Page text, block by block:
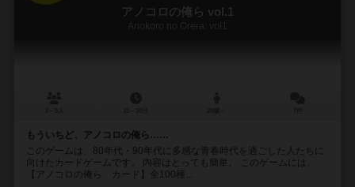
アノコロの俺ら vol.1
Anokoro no Orera: vol1
もういちど、アノコロの俺ら……
このゲームは、80年代・90年代に多感な青春時代を過ごした人たちに
向けたカードゲームです。 内容はとっても簡単。 このゲームには、
【アノコロの俺ら カード】全100種...